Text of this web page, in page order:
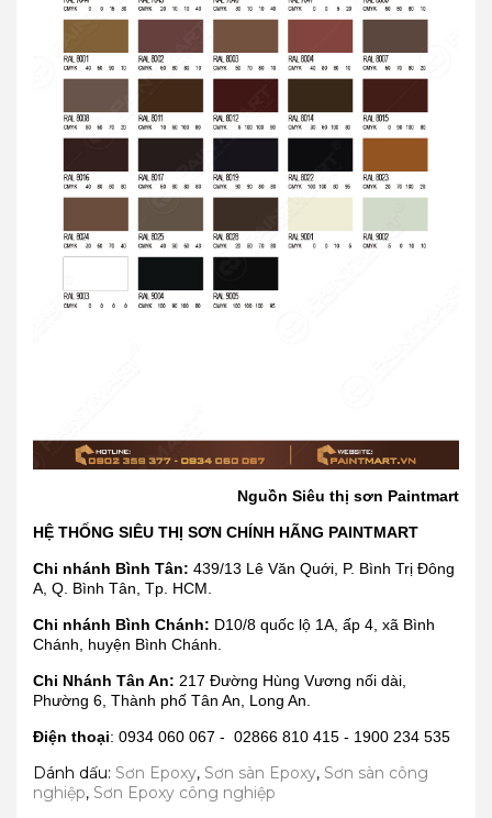
Nguồn Siêu thị sơn Paintmart
HỆ THỐNG SIÊU THỊ SƠN CHÍNH HÃNG PAINTMART
Chi nhánh Bình Tân: 439/13 Lê Văn Quới, P. Bình Trị Đông
A, Q. Bình Tân, Tp. HCM.
Chi nhánh Bình Chánh: D10/8 quốc lộ 1A, ấp 4, xã Bình
Chánh, huyện Bình Chánh.
Chi Nhánh Tân An: 217 Đường Hùng Vương nối dài,
Phường 6, Thành phố Tân An, Long An.
Điện thoại: 0934 060 067 - 02866 810 415 - 1900 234 535
Dánh dấu: Sơn Epoxy, Sơn sàn Epoxy, Sơn sàn công
nghiệp, Sơn Epoxy công nghiệp